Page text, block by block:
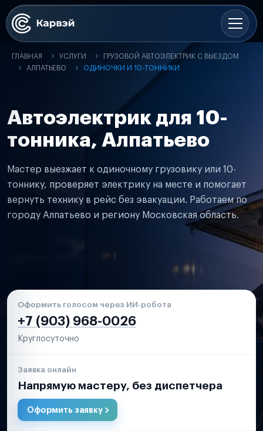
ГЛАВНАЯ УСЛУГИ
ГРУЗОВОЙ АВТОЭЛЕКТРИК С ВЫЕЗДОМ
АЛПАТЬЕВО
ОДИНОЧКИ И 10-ТОННИКИ
Автоэлектрик для 10-
тонника, Алпатьево
Мастер выезжает к одиночному грузовику или 10-
тоннику, проверяет электрику на месте и помогает
вернуть технику в рейс без эвакуации. Работаем по
городу Алпатьево и региону Московская область.
Оформить голосом через ИИ-робота
+7 (903) 968-0026
Круглосуточно
Заявка онлайн
Напрямую мастеру, без диспетчера
Оформить заявку